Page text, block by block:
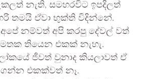
නැති, සමහරවිට ඉපදිලත්
තමයි ඒවා භුක්ති විදින්නේ.
නම්වත් අපි කරපු දේවල් වත්
තියෙන එකක් නැහැ.
ජීවත් වුනාද කියලාවත් ඒ
එකක්වත් නෑ.